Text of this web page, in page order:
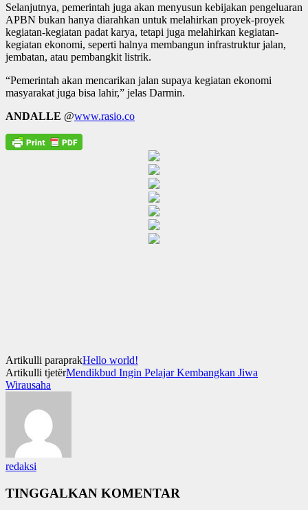
Selanjutnya, pemerintah juga akan menyusun kebijakan pengeluaran
APBN bukan hanya diarahkan untuk melahirkan proyek-proyek
kegiatan-kegiatan padat karya, tetapi juga melahirkan kegiatan-
kegiatan ekonomi, seperti halnya membangun infrastruktur jalan,
jembatan, atau pembangkit listrik.
“Pemerintah akan mencarikan jalan supaya kegiatan ekonomi
masyarakat juga bisa lahir,” jelas Darmin.
ANDALLE @www.rasio.co
Artikulli paraprakHello world!
Artikulli tjetërMendikbud Ingin Pelajar Kembangkan Jiwa
Wirausaha
redaksi
TINGGALKAN KOMENTAR